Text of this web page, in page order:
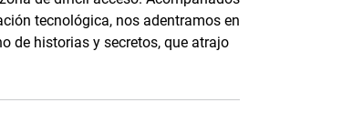
tecnológica, nos adentramos en
de historias y secretos, que atrajo